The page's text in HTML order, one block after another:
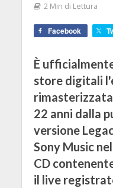
2 Min di Lettura
Facebook
È
store digitali
22 anni dalla
versione
Sony Music
CD
il live